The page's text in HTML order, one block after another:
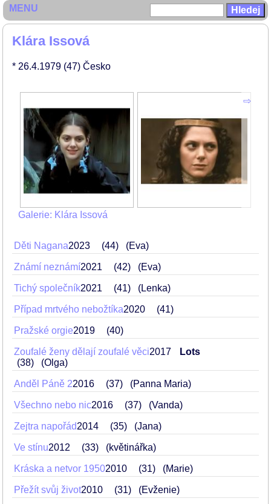
Klára Issová
* 26.4.1979 (47) Česko
Galerie: Klára Issová
Děti Nagana2023 44 (Eva)
Známí neznámí2021 42 (Eva)
Tichý společník2021 41 (Lenka)
Případ mrtvého nebožtíka2020 41
Pražské orgie2019 40
Zoufalé ženy dělají zoufalé věci2017
Lots
38
(Olga)
Anděl Páně 22016 37 (Panna Maria)
Všechno nebo nic2016 37 (Vanda)
Zejtra napořád2014 35 (Jana)
Ve stínu2012 33 (květinářka)
Kráska a netvor 19502010 31 (Marie)
Přežít svůj život2010 31 (Evženie)
MENU